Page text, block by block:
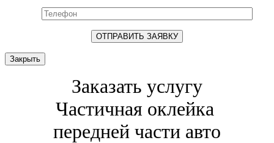
Закрыть
Заказать услугу
Частичная оклейка
передней части авто